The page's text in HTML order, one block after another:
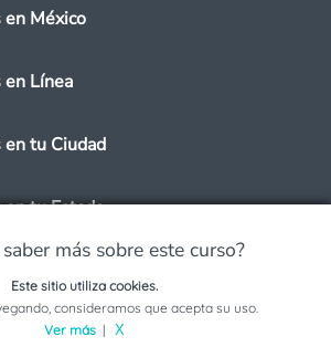
más sobre este curso?
sobre este programa
México
Línea
tu Ciudad
tu Estado
Este sitio utiliza cookies.
consideramos que acepta su uso.
Ver más| X